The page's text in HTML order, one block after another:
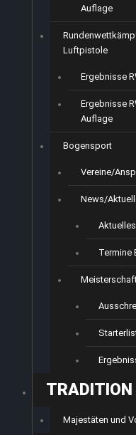
Auflage
Luftpistole
Ergebnisse
Ergebnisse
Auflage
Bogensport
Vereine/
News/
Aktuelles
Termine
TRADITION
Majestäten und